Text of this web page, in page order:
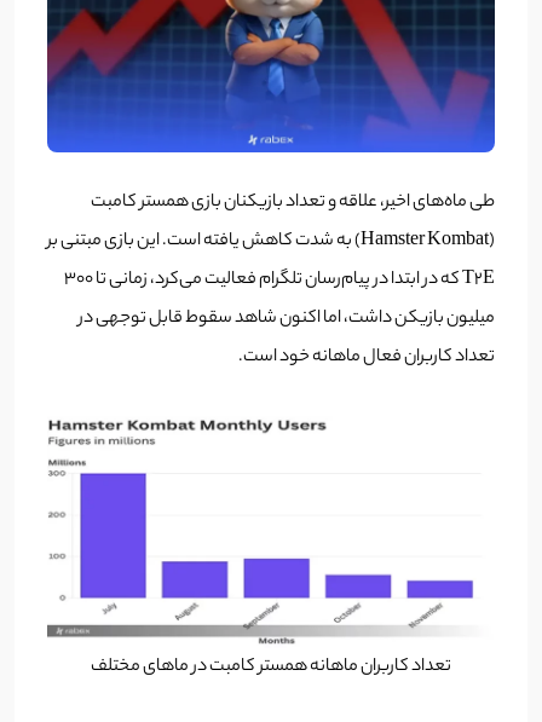
طی ماه‌های اخیر، علاقه و تعداد بازیکنان بازی همستر کامبت
(Hamster Kombat) به شدت کاهش یافته است. این بازی مبتنی بر
T2E که در ابتدا در پیام‌رسان تلگرام فعالیت می‌کرد، زمانی تا ۳۰۰
میلیون بازیکن داشت، اما اکنون شاهد سقوط قابل توجهی در
تعداد کاربران فعال ماهانه‌ خود است.
تعداد کاربران ماهانه همستر کامبت در ماهای مختلف